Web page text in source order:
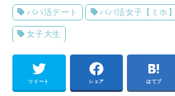
パパ活デート パパ活女子【ミホ】
女子大生
ツイート シェア はてブ